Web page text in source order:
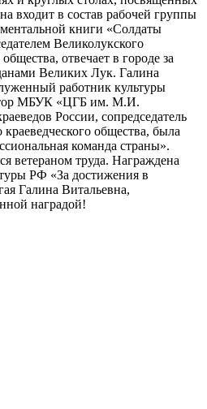
входит в состав рабочей группы
книги «Солдаты
Великолукского
отвечает в городе за
Великих Лук. Галина
работник культуры
МБУК «ЦГБ им. М.И.
России, сопредседатель
краеведческого общества, была
команда страны».
ветераном труда. Награждена
РФ «За достижения в
Галина Витальевна,
наградой!